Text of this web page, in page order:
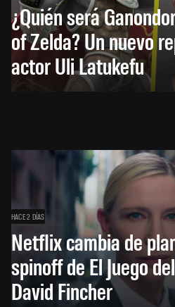
¿Quién será
of Zelda? Un nuevo
actor Uli Latukefu
HACE 2 DÍAS
Netflix cambia de
spinoff de El Juego
David Fincher